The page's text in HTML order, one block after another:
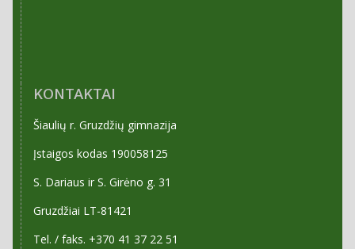
KONTAKTAI
Šiaulių r. Gruzdžių gimnazija
Įstaigos kodas 190058125
S. Dariaus ir S. Girėno g. 31
Gruzdžiai LT-81421
Tel. / faks. +370 41 37 22 51